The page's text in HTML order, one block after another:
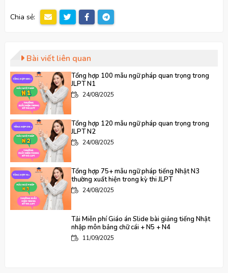
Chia sẻ:
Bài viết liên quan
Tổng hợp 100 mẫu ngữ pháp quan trọng trong
JLPT N1
24/08/2025
Tổng hợp 120 mẫu ngữ pháp quan trọng trong
JLPT N2
24/08/2025
Tổng hợp 75+ mẫu ngữ pháp tiếng Nhật N3
thường xuất hiện trong kỳ thi JLPT
24/08/2025
Tải Miễn phí Giáo án Slide bài giảng tiếng Nhật
nhập môn bảng chữ cái + N5 + N4
11/09/2025